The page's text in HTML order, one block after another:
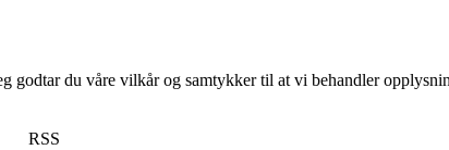
du våre vilkår og samtykker til at vi behandler
RSS